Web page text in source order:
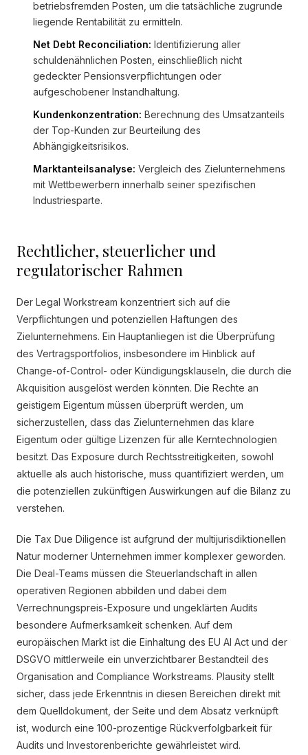
betriebsfremden Posten, um die tatsächliche zugrunde
liegende Rentabilität zu ermitteln.
Net Debt Reconciliation: Identifizierung aller
schuldenähnlichen Posten, einschließlich nicht
gedeckter Pensionsverpflichtungen oder
aufgeschobener Instandhaltung.
Kundenkonzentration: Berechnung des Umsatzanteils
der Top-Kunden zur Beurteilung des
Abhängigkeitsrisikos.
Marktanteilsanalyse: Vergleich des Zielunternehmens
mit Wettbewerbern innerhalb seiner spezifischen
Industriesparte.
Rechtlicher, steuerlicher und
regulatorischer Rahmen
Der Legal Workstream konzentriert sich auf die
Verpflichtungen und potenziellen Haftungen des
Zielunternehmens. Ein Hauptanliegen ist die Überprüfung
des Vertragsportfolios, insbesondere im Hinblick auf
Change-of-Control- oder Kündigungsklauseln, die durch die
Akquisition ausgelöst werden könnten. Die Rechte an
geistigem Eigentum müssen überprüft werden, um
sicherzustellen, dass das Zielunternehmen das klare
Eigentum oder gültige Lizenzen für alle Kerntechnologien
besitzt. Das Exposure durch Rechtsstreitigkeiten, sowohl
aktuelle als auch historische, muss quantifiziert werden, um
die potenziellen zukünftigen Auswirkungen auf die Bilanz zu
verstehen.
Die Tax Due Diligence ist aufgrund der multijurisdiktionellen
Natur moderner Unternehmen immer komplexer geworden.
Die Deal-Teams müssen die Steuerlandschaft in allen
operativen Regionen abbilden und dabei dem
Verrechnungspreis-Exposure und ungeklärten Audits
besondere Aufmerksamkeit schenken. Auf dem
europäischen Markt ist die Einhaltung des EU AI Act und der
DSGVO mittlerweile ein unverzichtbarer Bestandteil des
Organisation and Compliance Workstreams. Plausity stellt
sicher, dass jede Erkenntnis in diesen Bereichen direkt mit
dem Quelldokument, der Seite und dem Absatz verknüpft
ist, wodurch eine 100-prozentige Rückverfolgbarkeit für
Audits und Investorenberichte gewährleistet wird.